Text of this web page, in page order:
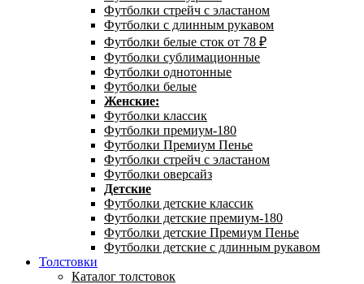
Футболки стрейч с эластаном
Футболки с длинным рукавом
Футболки белые сток от 78 ₽
Футболки сублимационные
Футболки однотонные
Футболки белые
Женские:
Футболки классик
Футболки премиум-180
Футболки Премиум Пенье
Футболки стрейч с эластаном
Футболки оверсайз
Детские
Футболки детские классик
Футболки детские премиум-180
Футболки детские Премиум Пенье
Футболки детские с длинным рукавом
Толстовки
Каталог толстовок